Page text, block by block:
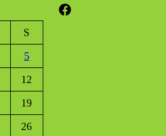
S
5
12
19
26
Facebook